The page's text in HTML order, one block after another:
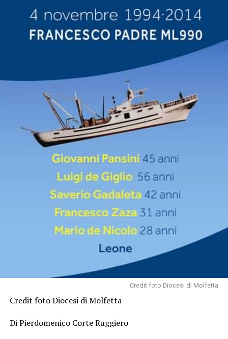
Credit foto Diocesi di Molfetta
Credit foto Diocesi di Molfetta
Di Pierdomenico Corte Ruggiero